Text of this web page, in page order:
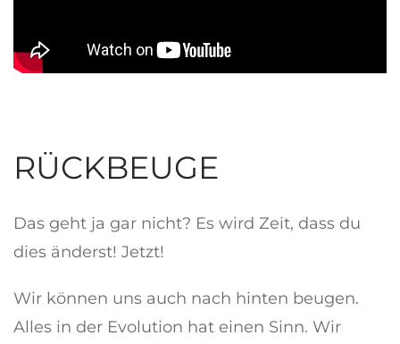
RÜCKBEUGE
Das geht ja gar nicht? Es wird Zeit, dass du
dies änderst! Jetzt!
Wir können uns auch nach hinten beugen.
Alles in der Evolution hat einen Sinn. Wir